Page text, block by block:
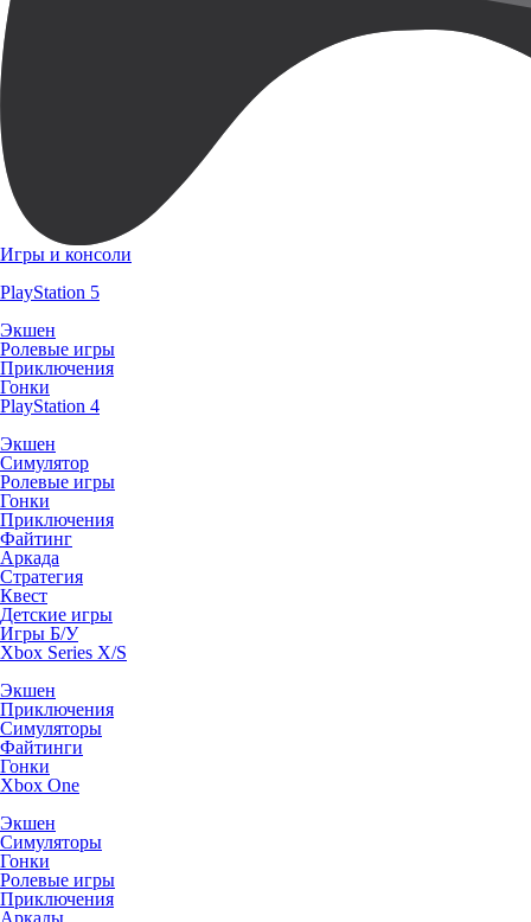
Игры и консоли
PlayStation 5
Экшен
Ролевые игры
Приключения
Гонки
PlayStation 4
Экшен
Симулятор
Ролевые игры
Гонки
Приключения
Файтинг
Аркада
Стратегия
Квест
Детские игры
Игры Б/У
Xbox Series X/S
Экшен
Приключения
Симуляторы
Файтинги
Гонки
Xbox One
Экшен
Симуляторы
Гонки
Ролевые игры
Приключения
Аркады